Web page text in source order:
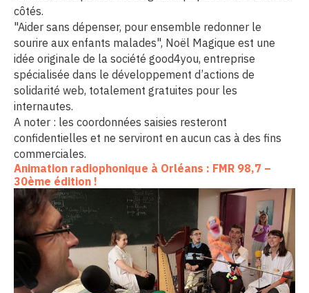
côtés.
"Aider sans dépenser, pour ensemble redonner le
sourire aux enfants malades", Noël Magique est une
idée originale de la société good4you, entreprise
spécialisée dans le développement d’actions de
solidarité web, totalement gratuites pour les
internautes.
A noter : les coordonnées saisies resteront
confidentielles et ne serviront en aucun cas à des fins
commerciales.
Animation radiophonique à Orléans : FMR 98,7 –
30ème édition !